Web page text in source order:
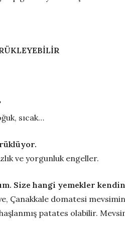
sıcak…
ve yorgunluk engeller.
Size hangi yemekler
Çanakkale domatesi
patates olabilir.